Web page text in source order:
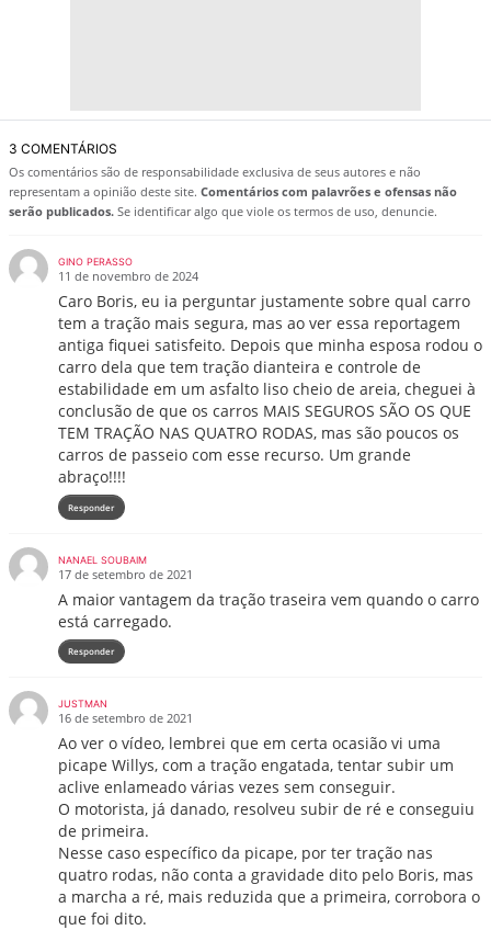
3 COMENTÁRIOS
Os comentários são de responsabilidade exclusiva de seus autores e não
representam a opinião deste site. Comentários com palavrões e ofensas não
serão publicados. Se identificar algo que viole os termos de uso, denuncie.
GINO PERASSO
11 de novembro de 2024
Caro Boris, eu ia perguntar justamente sobre qual carro
tem a tração mais segura, mas ao ver essa reportagem
antiga fiquei satisfeito. Depois que minha esposa rodou o
carro dela que tem tração dianteira e controle de
estabilidade em um asfalto liso cheio de areia, cheguei à
conclusão de que os carros MAIS SEGUROS SÃO OS QUE
TEM TRAÇÃO NAS QUATRO RODAS, mas são poucos os
carros de passeio com esse recurso. Um grande
abraço!!!!
Responder
NANAEL SOUBAIM
17 de setembro de 2021
A maior vantagem da tração traseira vem quando o carro
está carregado.
Responder
JUSTMAN
16 de setembro de 2021
Ao ver o vídeo, lembrei que em certa ocasião vi uma
picape Willys, com a tração engatada, tentar subir um
aclive enlameado várias vezes sem conseguir.
O motorista, já danado, resolveu subir de ré e conseguiu
de primeira.
Nesse caso específico da picape, por ter tração nas
quatro rodas, não conta a gravidade dito pelo Boris, mas
a marcha a ré, mais reduzida que a primeira, corrobora o
que foi dito.